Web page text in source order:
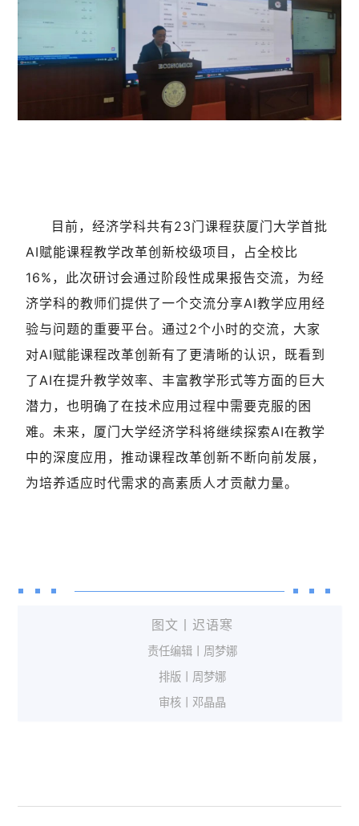
目前，经济学科共有23门课程获厦门大学首批
AI赋能课程教学改革创新校级项目，占全校比
16%，此次研讨会通过阶段性成果报告交流，为经
济学科的教师们提供了一个交流分享AI教学应用经
验与问题的重要平台。通过2个小时的交流，大家
对AI赋能课程改革创新有了更清晰的认识，既看到
了AI在提升教学效率、丰富教学形式等方面的巨大
潜力，也明确了在技术应用过程中需要克服的困
难。未来，厦门大学经济学科将继续探索AI在教学
中的深度应用，推动课程改革创新不断向前发展，
为培养适应时代需求的高素质人才贡献力量。
图文丨迟语寒
责任编辑丨周梦娜
排版丨周梦娜
审核丨邓晶晶